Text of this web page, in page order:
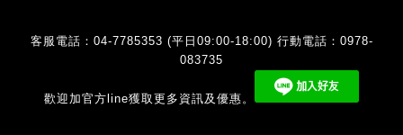
客服電話：04-7785353 (平日09:00-18:00) 行動電話：0978-
083735
歡迎加官方line獲取更多資訊及優惠。